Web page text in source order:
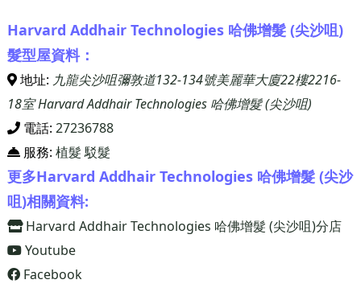
Harvard Addhair Technologies 哈佛增髮 (尖沙咀)
髮型屋資料：
地址: 九龍尖沙咀彌敦道132-134號美麗華大廈22樓2216-
18室 Harvard Addhair Technologies 哈佛增髮 (尖沙咀)
電話: 27236788
服務: 植髮 駁髮
更多Harvard Addhair Technologies 哈佛增髮 (尖沙
咀)相關資料:
Harvard Addhair Technologies 哈佛增髮 (尖沙咀)分店
Youtube
Facebook